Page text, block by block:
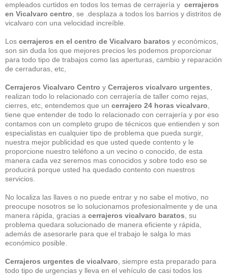
empleados curtidos en todos los temas de cerrajería y cerrajeros
en Vicalvaro centro , se .desplaza a todos los barrios y distritos de
vicalvaro con una velocidad increíble.
Los cerrajeros en el centro de Vicalvaro baratos y económicos,
son sin duda los que mejores precios les podemos proporcionar
para todo tipo de trabajos como las aperturas, cambio y reparación
de cerraduras, etc,
Cerrajeros Vicalvaro Centro y Cerrajeros vicalvaro urgentes
realizan todo lo relacionado con cerrajería de taller como rejas,
cierres, etc, entendemos que un cerrajero 24 horas vicalvaro
tiene que entender de todo lo relacionado con cerrajería y por eso
contamos con un completo grupo de técnicos que entienden y son
especialistas en cualquier tipo de problema que pueda surgir,
nuestra mejor publicidad es que usted quede contento y le
proporcione nuestro teléfono a un vecino o conocido, de esta
manera cada vez seremos mas conocidos y sobre todo eso se
producirá porque usted ha quedado contento con nuestros
servicios.
No localiza las llaves o no puede entrar y no sabe el motivo, no
preocupe nosotros se lo solucionamos profesionalmente y de una
manera rápida, gracias a cerrajeros vicalvaro baratos , su
problema quedara solucionado de manera eficiente y rápida,
además de asesorarle para que el trabajo le salga lo mas
económico posible.
Cerrajeros urgentes de vicalvaro , siempre esta preparado para
todo tipo de urgencias y lleva en el vehículo de casi todos los